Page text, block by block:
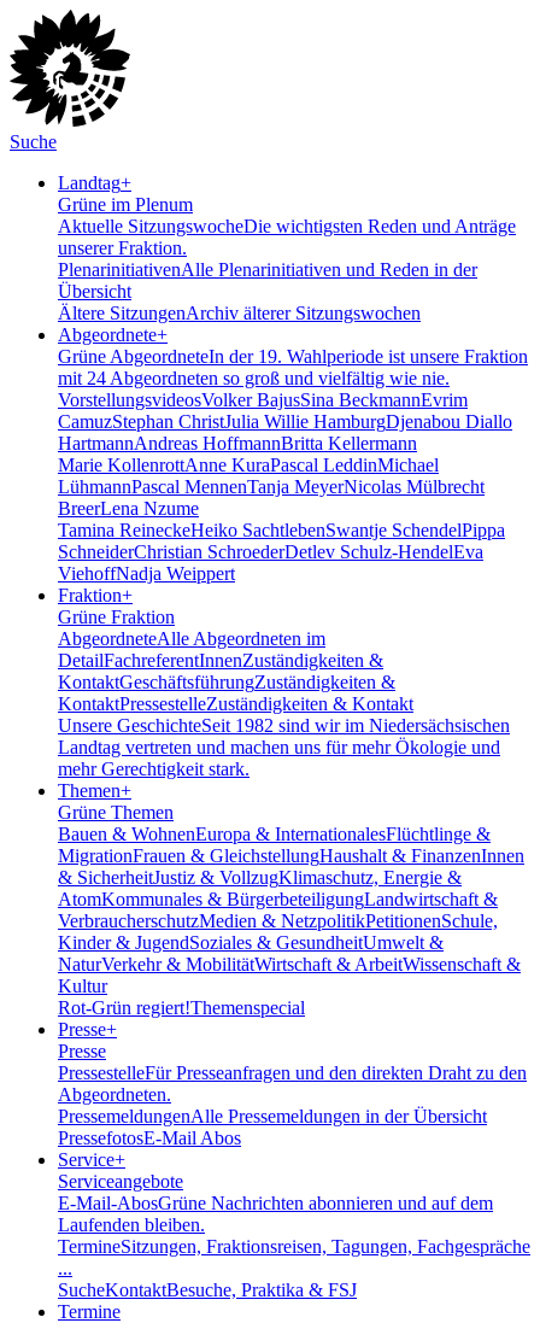
Suche
Landtag+
Grüne im Plenum
Aktuelle SitzungswocheDie wichtigsten Reden und Anträge
unserer Fraktion.
PlenarinitiativenAlle Plenarinitiativen und Reden in der
Übersicht
Ältere SitzungenArchiv älterer Sitzungswochen
Abgeordnete+
Grüne AbgeordneteIn der 19. Wahlperiode ist unsere Fraktion
mit 24 Abgeordneten so groß und vielfältig wie nie.
VorstellungsvideosVolker BajusSina BeckmannEvrim
CamuzStephan ChristJulia Willie HamburgDjenabou Diallo
HartmannAndreas HoffmannBritta Kellermann
Marie KollenrottAnne KuraPascal LeddinMichael
LühmannPascal MennenTanja MeyerNicolas Mülbrecht
BreerLena Nzume
Tamina ReineckeHeiko SachtlebenSwantje SchendelPippa
SchneiderChristian SchroederDetlev Schulz-HendelEva
ViehoffNadja Weippert
Fraktion+
Grüne Fraktion
AbgeordneteAlle Abgeordneten im
DetailFachreferentInnenZuständigkeiten &
KontaktGeschäftsführungZuständigkeiten &
KontaktPressestelleZuständigkeiten & Kontakt
Unsere GeschichteSeit 1982 sind wir im Nieder­sächsischen
Landtag vertreten und machen uns für mehr Ökologie und
mehr Gerechtigkeit stark.
Themen+
Grüne Themen
Bauen & WohnenEuropa & InternationalesFlüchtlinge &
MigrationFrauen & GleichstellungHaushalt & FinanzenInnen
& SicherheitJustiz & VollzugKlimaschutz, Energie &
AtomKommunales & BürgerbeteiligungLandwirtschaft &
VerbraucherschutzMedien & NetzpolitikPetitionenSchule,
Kinder & JugendSoziales & GesundheitUmwelt &
NaturVerkehr & MobilitätWirtschaft & ArbeitWissenschaft &
Kultur
Rot-Grün regiert!Themenspecial
Presse+
Presse
PressestelleFür Presseanfragen und den direkten Draht zu den
Abgeordneten.
PressemeldungenAlle Pressemeldungen in der Übersicht
PressefotosE-Mail Abos
Service+
Serviceangebote
E-Mail-AbosGrüne Nachrichten abonnieren und auf dem
Laufenden bleiben.
TermineSitzungen, Fraktionsreisen, Tagungen, Fachgespräche
...
SucheKontaktBesuche, Praktika & FSJ
Termine